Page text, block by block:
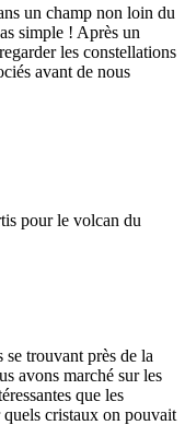
un champ non loin du
simple ! Après un
les constellations
avant de nous
pour le volcan du
se trouvant près de la
avons marché sur les
que les
cristaux on pouvait